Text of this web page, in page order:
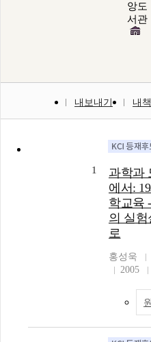
앙도
서관
내보내기 내
1
과학과
에서:
학교육
의 실
로
홍성욱
2005